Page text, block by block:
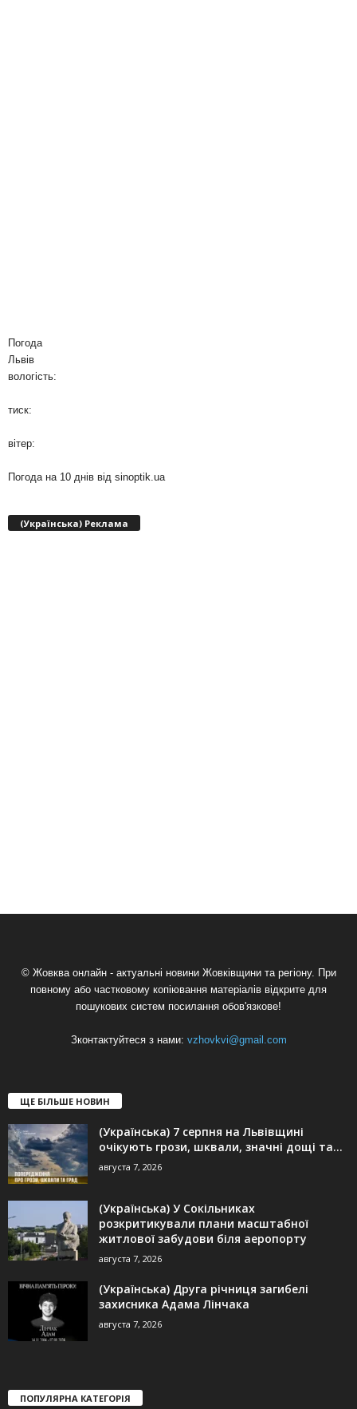
Погода
Львів
вологість:
тиск:
вітер:
Погода на 10 днів від sinoptik.ua
(Українська) Реклама
© Жовква онлайн - актуальні новини Жовківщини та регіону. При
повному або частковому копіювання матеріалів відкрите для
пошукових систем посилання обов'язкове!
Зконтактуйтеся з нами: vzhovkvi@gmail.com
ЩЕ БІЛЬШЕ НОВИН
(Українська) 7 серпня на Львівщині
очікують грози, шквали, значні дощі та...
августа 7, 2026
(Українська) У Сокільниках
розкритикували плани масштабної
житлової забудови біля аеропорту
августа 7, 2026
(Українська) Друга річниця загибелі
захисника Адама Лінчака
августа 7, 2026
ПОПУЛЯРНА КАТЕГОРІЯ